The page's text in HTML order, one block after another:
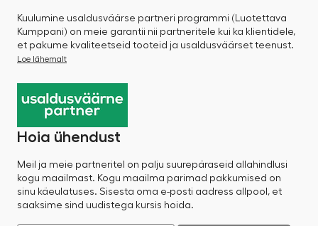
Kuulumine usaldusväärse partneri programmi (Luotettava
Kumppani) on meie garantii nii partneritele kui ka klientidele,
et pakume kvaliteetseid tooteid ja usaldusväärset teenust.
Loe lähemalt
Hoia ühendust
Meil ja meie partneritel on palju suurepäraseid allahindlusi
kogu maailmast. Kogu maailma parimad pakkumised on
sinu käeulatuses. Sisesta oma e-posti aadress allpool, et
saaksime sind uudistega kursis hoida.